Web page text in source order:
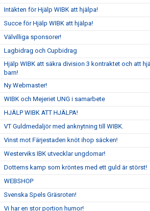
Intäkten för Hjälp WIBK att hjälpa!
Succe för Hjälp WIBK att hjälpa!
Välvilliga sponsorer!
Lagbidrag och Cupbidrag
Hjälp WIBK att säkra division 3 kontraktet och att
barn!
Ny Webmaster!
WIBK och Mejeriet UNG i samarbete
HJÄLP WIBK ATT HJÄLPA!
VT Guldmedaljör med anknytning till WIBK.
Vinst mot Färjestaden knöt ihop säcken!
Westerviks IBK utvecklar ungdomar!
Dotterns kamp som kröntes med ett guld är störst!
WEBSHOP
Svenska Spels Gräsroten!
Vi har en stor portion humor!